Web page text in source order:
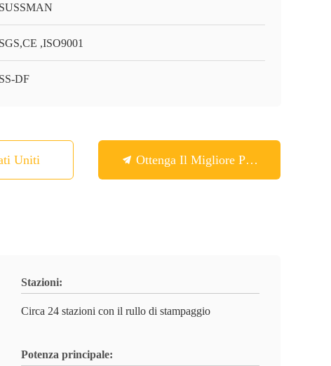
SUSSMAN
SGS,CE ,ISO9001
SS-DF
Uniti Ottenga Il Migliore Prezzo
Stazioni:
Circa 24 stazioni con il rullo di stampaggio
Potenza principale: